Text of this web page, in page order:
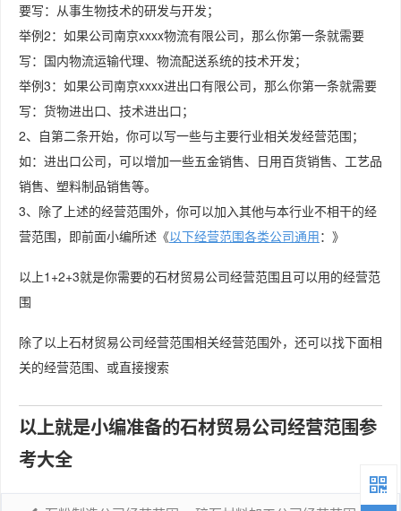
要写：从事生物技术的研发与开发；
举例2：如果公司南京xxxx物流有限公司，那么你第一条就需要
写：国内物流运输代理、物流配送系统的技术开发；
举例3：如果公司南京xxxx进出口有限公司，那么你第一条就需要
写：货物进出口、技术进出口；
2、自第二条开始，你可以写一些与主要行业相关发经营范围；
如：进出口公司，可以增加一些五金销售、日用百货销售、工艺品
销售、塑料制品销售等。
3、除了上述的经营范围外，你可以加入其他与本行业不相干的经
营范围，即前面小编所述《以下经营范围各类公司通用：》
以上1+2+3就是你需要的石材贸易公司经营范围且可以用的经营范
围
除了以上石材贸易公司经营范围相关经营范围外，还可以找下面相
关的经营范围、或直接搜索
以上就是小编准备的石材贸易公司经营范围参
考大全